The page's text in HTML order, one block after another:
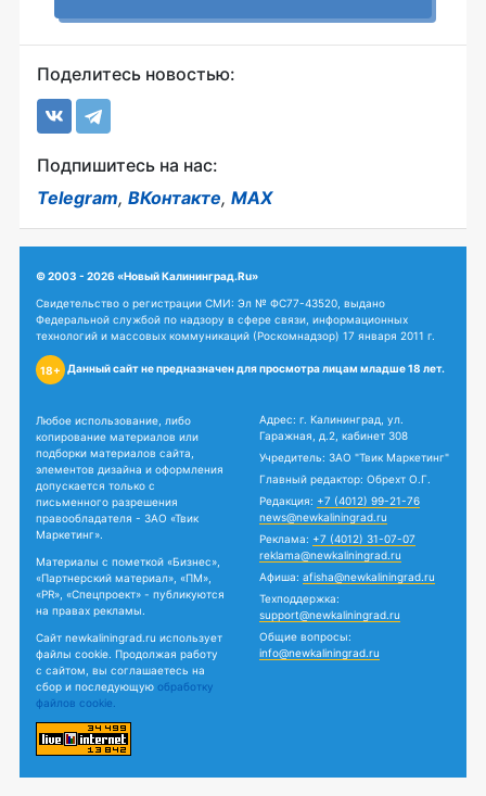
Поделитесь новостью:
Подпишитесь на нас:
Telegram, ВКонтакте, MAX
© 2003 - 2026 «Новый Калининград.Ru»
Свидетельство о регистрации СМИ: Эл № ФС77-43520, выдано
Федеральной службой по надзору в сфере связи, информационных
технологий и массовых коммуникаций (Роскомнадзор) 17 января 2011 г.
18+ Данный сайт не предназначен для просмотра лицам младше 18 лет.
Любое использование, либо
копирование материалов или
подборки материалов сайта,
элементов дизайна и оформления
допускается только с
письменного разрешения
правообладателя - ЗАО «Твик
Маркетинг».
Материалы с пометкой «Бизнес»,
«Партнерский материал», «ПМ»,
«PR», «Спецпроект» - публикуются
на правах рекламы.
Сайт newkaliningrad.ru использует
файлы cookie. Продолжая работу
с сайтом, вы соглашаетесь на
сбор и последующую обработку
файлов cookie.
Адрес: г. Калининград, ул.
Гаражная, д.2, кабинет 308
Учредитель: ЗАО "Твик Маркетинг"
Главный редактор: Обрехт О.Г.
Редакция: +7 (4012) 99-21-76
news@newkaliningrad.ru
Реклама: +7 (4012) 31-07-07
reklama@newkaliningrad.ru
Афиша: afisha@newkaliningrad.ru
Техподдержка:
support@newkaliningrad.ru
Общие вопросы:
info@newkaliningrad.ru